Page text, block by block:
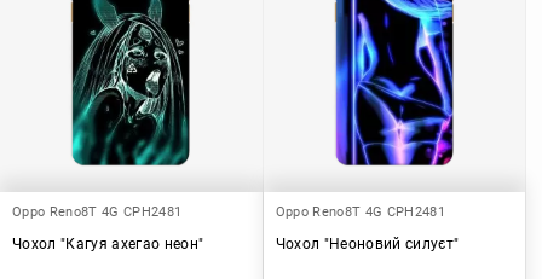
Oppo Reno8T 4G CPH2481
Чохол "Кагуя ахегао неон"
Oppo Reno8T 4G CPH2481
Чохол "Неоновий силуєт"